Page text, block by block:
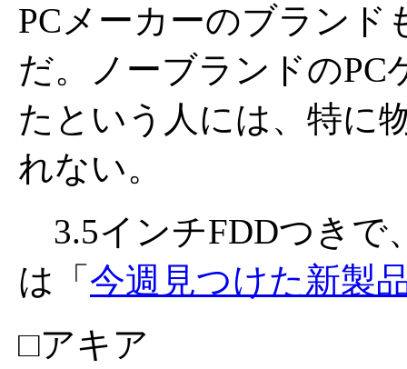
PCメーカーのブラン
だ。ノーブランドの
たという人には、特に
れない。
3.5インチFDDつきで
は「 今週見つけた新製
□アキア